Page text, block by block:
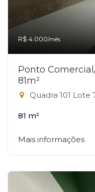
R$ 4.000/mês
Ponto
81m²
Quadra 101 Lote 7,
81 m²
Mais informações